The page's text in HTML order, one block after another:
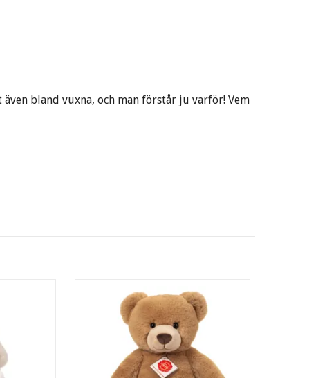
bland vuxna, och man förstår ju varför! Vem